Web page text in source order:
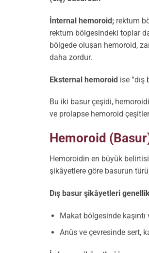
İnternal hemoroid; rektum
rektum bölgesindeki toplar
bölgede oluşan hemoroid,
daha zordur.
Eksternal hemoroid ise
Bu iki basur çeşidi,
ve prolapse hemoroid
Hemoroid
Hemoroidin en büyük
şikâyetlere göre basurun
Dış basur şikâyetleri
Makat bölgesinde kaşıntı
Anüs ve çevresinde sert,